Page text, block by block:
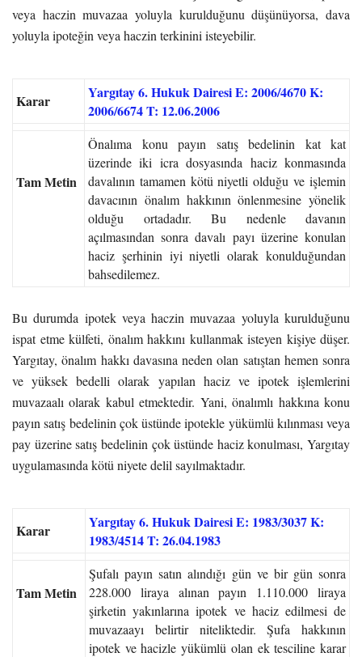
veya haczin muvazaa yoluyla kurulduğunu düşünüyorsa, dava
yoluyla ipoteğin veya haczin terkinini isteyebilir.
Karar
Yargıtay 6. Hukuk Dairesi E: 2006/4670 K:
2006/6674 T: 12.06.2006
Tam Metin
Önalıma konu payın satış bedelinin kat kat
üzerinde iki icra dosyasında haciz konmasında
davalının tamamen kötü niyetli olduğu ve işlemin
davacının önalım hakkının önlenmesine yönelik
olduğu ortadadır. Bu nedenle davanın
açılmasından sonra davalı payı üzerine konulan
haciz şerhinin iyi niyetli olarak konulduğundan
bahsedilemez.
Bu durumda ipotek veya haczin muvazaa yoluyla kurulduğunu
ispat etme külfeti, önalım hakkını kullanmak isteyen kişiye düşer.
Yargıtay, önalım hakkı davasına neden olan satıştan hemen sonra
ve yüksek bedelli olarak yapılan haciz ve ipotek işlemlerini
muvazaalı olarak kabul etmektedir. Yani, önalımlı hakkına konu
payın satış bedelinin çok üstünde ipotekle yükümlü kılınması veya
pay üzerine satış bedelinin çok üstünde haciz konulması, Yargıtay
uygulamasında kötü niyete delil sayılmaktadır.
Karar
Yargıtay 6. Hukuk Dairesi E: 1983/3037 K:
1983/4514 T: 26.04.1983
Tam Metin
Şufalı payın satın alındığı gün ve bir gün sonra
228.000 liraya alınan payın 1.110.000 liraya
şirketin yakınlarına ipotek ve haciz edilmesi de
muvazaayı belirtir niteliktedir. Şufa hakkının
ipotek ve hacizle yükümlü olan ek tesciline karar